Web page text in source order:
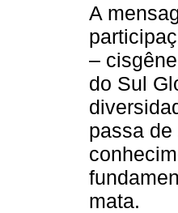
A
–
do Sul
passa
mata.